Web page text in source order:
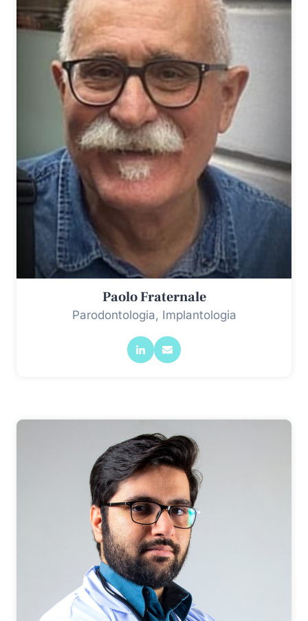
Paolo Fraternale
Parodontologia, Implantologia